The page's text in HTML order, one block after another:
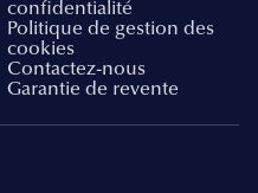
confidentialité
Politique de gestion des
cookies
Contactez-nous
Garantie de revente